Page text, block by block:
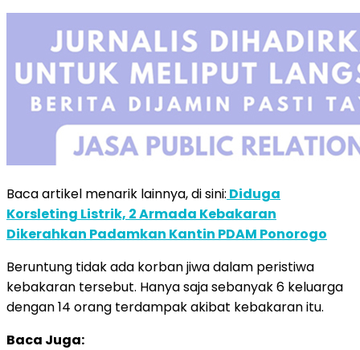
Baca artikel menarik lainnya, di sini: Diduga
Korsleting Listrik, 2 Armada Kebakaran
Dikerahkan Padamkan Kantin PDAM Ponorogo
Beruntung tidak ada korban jiwa dalam peristiwa
kebakaran tersebut. Hanya saja sebanyak 6 keluarga
dengan 14 orang terdampak akibat kebakaran itu.
Baca Juga: